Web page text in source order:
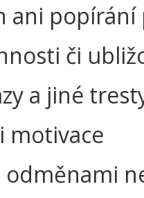
ani popírání
či
a jiné
motivace